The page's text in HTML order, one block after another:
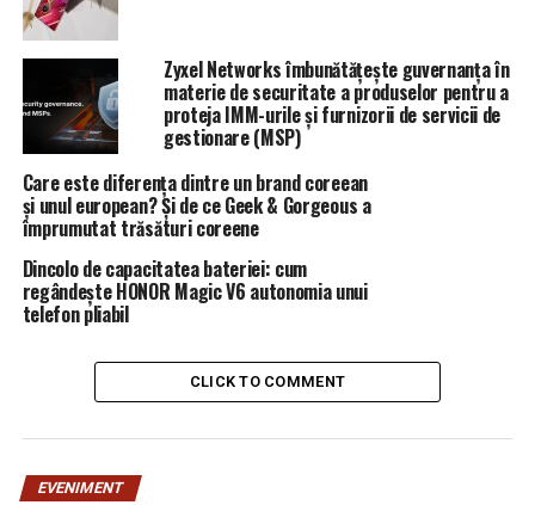
UP NEXT
Planurile unuia dintre cei mai mari dezvoltatori
imobiliari din România | DoljAZI
DON'T MISS
Rectificare bugetară. S-a decis! Se taie bani de la
educație și transporturi. Despre ce sume este vorba |
DoljAZI
Zyxel Networks îmbunătățește guvernanța în
materie de securitate a produselor pentru a
proteja IMM-urile și furnizorii de servicii de
gestionare (MSP)
Care este diferența dintre un brand coreean
și unul european? Și de ce Geek & Gorgeous a
împrumutat trăsături coreene
Dincolo de capacitatea bateriei: cum
regândește HONOR Magic V6 autonomia unui
telefon pliabil
CLICK TO COMMENT
EVENIMENT